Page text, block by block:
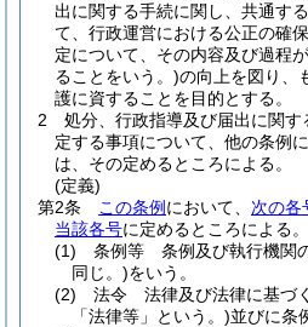
出に関する手続に関し、共通す
て、行政運営における公正の確
定について、その内容及び過程
ることをいう。)の向上を図り、
護に資することを目的とする。
2
処分、行政指導及び届出に関す
定する事項について、他の条例
は、その定めるところによる。
(定義)
第2条
この条例 において、 次の各
当該各号に定めるところによる。
(1)
条例等 条例及び執行機関
同じ。)をいう。
(2)
法令 法律及び法律に基づ
「法律等」という。)並びに条